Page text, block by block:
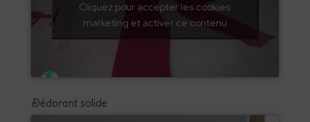
Cliquez pour accepter les cookies
marketing et activer ce contenu
Dédorant solide